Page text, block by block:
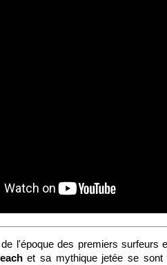
l'époque des premiers surfeurs
et sa mythique jetée se sont